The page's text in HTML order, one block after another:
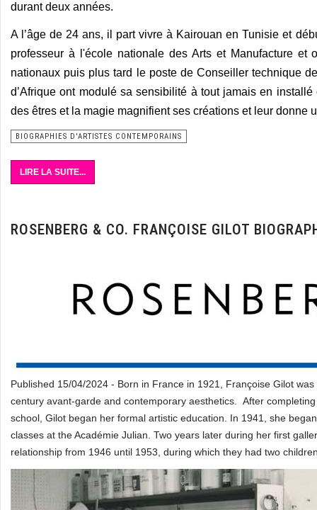
durant deux années.
A l’âge de 24 ans, il part vivre à Kairouan en Tunisie et
professeur à l'école nationale des Arts et Manufacture
nationaux puis plus tard le poste de Conseiller technique
d’Afrique ont modulé sa sensibilité à tout jamais en
des êtres et la magie magnifient ses créations et leur donne
BIOGRAPHIES D'ARTISTES CONTEMPORAINS
LIRE LA SUITE...
ROSENBERG & CO. FRANÇOISE GILOT
Published 15/04/2024 - Born in France in 1921, Françoise Gilot
century avant-garde and contemporary aesthetics. After
school, Gilot began her formal artistic education. In 1941, she
classes at the Académie Julian. Two years later during her first
relationship from 1946 until 1953, during which they had two